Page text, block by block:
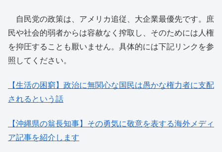
自民党の政策は、アメリカ追従、大企業最優先です。庶
民や社会的弱者からは容赦なく搾取し、そのためには人権
を抑圧することも厭いません。具体的には下記リンクを参
照してください。
【生活の困窮】政治に無関心な国民は愚かな権力者に支配
されるという話
【沖縄県の翁長知事】その勇気に敬意を表する海外メディ
ア記事を紹介します